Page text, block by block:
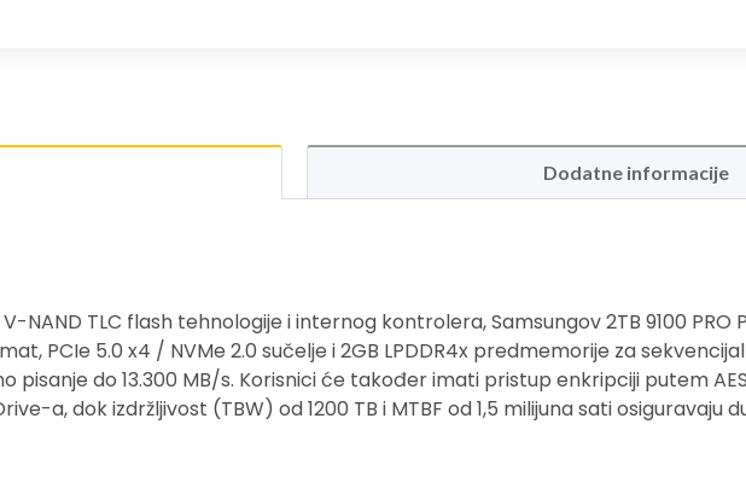
Dodatne informacije
NAND TLC flash tehnologije i internog kontrolera, Samsungov 2TB 9100 PRO
PCIe 5.0 x4 / NVMe 2.0 sučelje i 2GB LPDDR4x predmemorije za
pisanje do 13.300 MB/s. Korisnici će također imati pristup enkripciji putem
a, dok izdržljivost (TBW) od 1200 TB i MTBF od 1,5 milijuna sati osiguravaju